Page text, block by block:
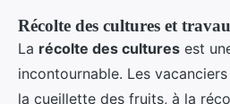
Récolte des cultures et
La récolte des cultures est
incontournable. Les
la cueillette des fruits, à la